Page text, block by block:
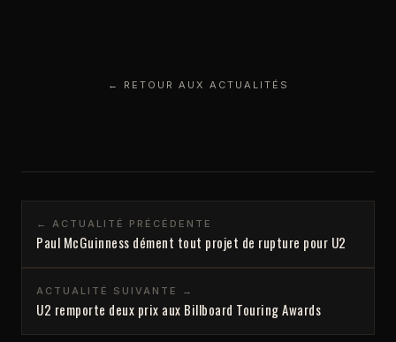
← RETOUR AUX ACTUALITÉS
← ACTUALITÉ PRÉCÉDENTE
Paul McGuinness dément tout projet de rupture pour U2
ACTUALITÉ SUIVANTE →
U2 remporte deux prix aux Billboard Touring Awards